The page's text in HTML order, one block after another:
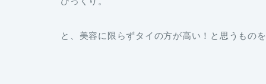
と、美容に限らずタイの方が高い！と思うもの